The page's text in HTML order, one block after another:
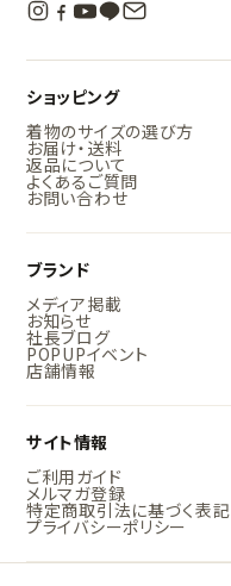
ショッピング
着物のサイズの選び方
お届け・送料
返品について
よくあるご質問
お問い合わせ
ブランド
メディア掲載
お知らせ
社長ブログ
POPUPイベント
店舗情報
サイト情報
ご利用ガイド
メルマガ登録
特定商取引法に基づく表記
プライバシーポリシー